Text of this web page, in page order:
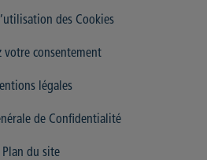
des Cookies
votre consentement
légales
de Confidentialité
Plan du site